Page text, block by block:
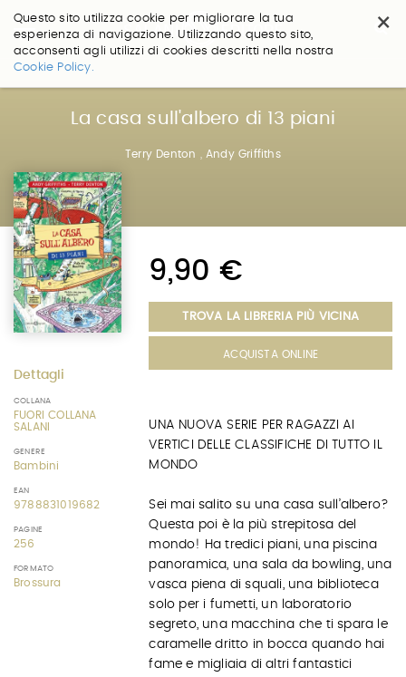
×
Questo sito utilizza cookie per migliorare la tua
esperienza di navigazione. Utilizzando questo sito,
acconsenti agli utilizzi di cookies descritti nella nostra
Cookie Policy.
Salta
La casa sull'albero di 13 piani
Terry Denton Andy Griffiths
Dettagli
COLLANA
FUORI COLLANA
SALANI
GENERE
Bambini
EAN
9788831019682
PAGINE
256
FORMATO
Brossura
9,90 €
TROVA LA LIBRERIA PIÙ VICINA
ACQUISTA ONLINE
UNA NUOVA SERIE PER RAGAZZI AI
VERTICI DELLE CLASSIFICHE DI TUTTO IL
MONDO
Sei mai salito su una casa sull’albero?
Questa poi è la più strepitosa del
mondo! Ha tredici piani, una piscina
panoramica, una sala da bowling, una
vasca piena di squali, una biblioteca
solo per i fumetti, un laboratorio
segreto, una macchina che ti spara le
caramelle dritto in bocca quando hai
fame e migliaia di altri fantastici